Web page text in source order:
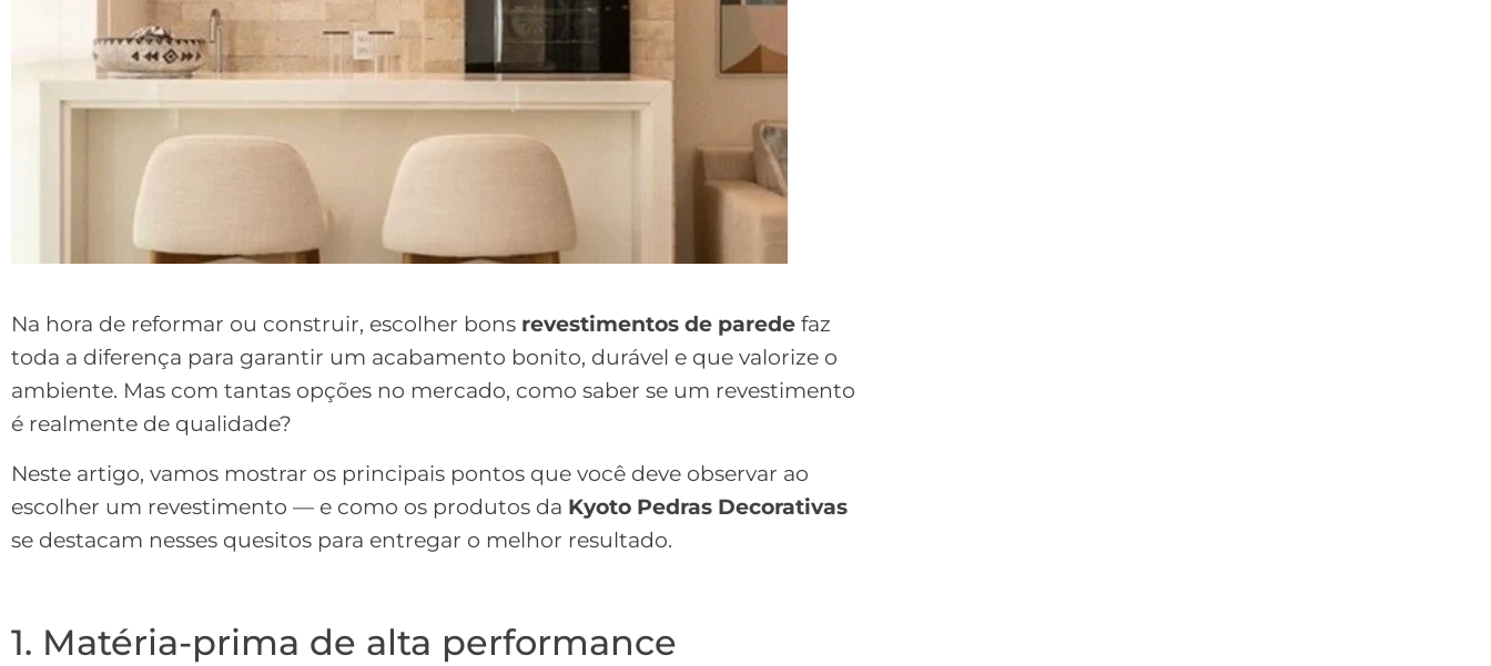
Na hora de reformar ou construir, escolher bons revestimentos de parede faz
toda a diferença para garantir um acabamento bonito, durável e que valorize o
ambiente. Mas com tantas opções no mercado, como saber se um revestimento
é realmente de qualidade?
Neste artigo, vamos mostrar os principais pontos que você deve observar ao
escolher um revestimento — e como os produtos da Kyoto Pedras Decorativas
se destacam nesses quesitos para entregar o melhor resultado.
1. Matéria-prima de alta performance